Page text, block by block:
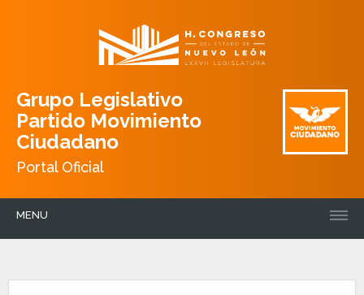
Grupo Legislativo
Partido Movimiento
Ciudadano
Portal Oficial
MENU